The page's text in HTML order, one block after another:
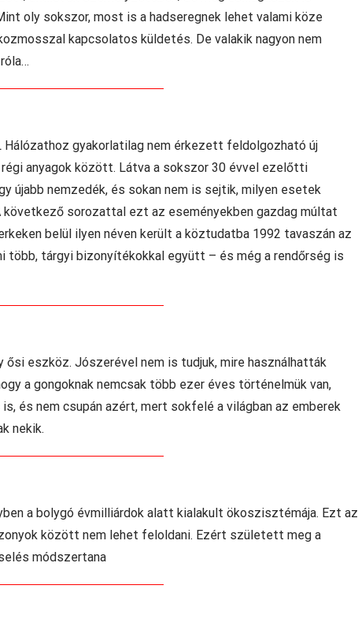
oly sokszor, most is a hadseregnek lehet valami köze
kapcsolatos küldetés. De valakik nagyon nem
Hálózathoz gyakorlatilag nem érkezett feldolgozható új
anyagok között. Látva a sokszor 30 évvel ezelőtti
újabb nemzedék, és sokan nem is sejtik, milyen esetek
sorozattal ezt az eseményekben gazdag múltat
belül ilyen néven került a köztudatba 1992 tavaszán az
tárgyi bizonyítékokkal együtt – és még a rendőrség is
ősi eszköz. Jószerével nem is tudjuk, mire használhatták
a gongoknak nemcsak több ezer éves történelmük van,
és nem csupán azért, mert sokfelé a világban az emberek
nekik.
a bolygó évmilliárdok alatt kialakult ökoszisztémája. Ezt az
között nem lehet feloldani. Ezért született meg a
módszertana